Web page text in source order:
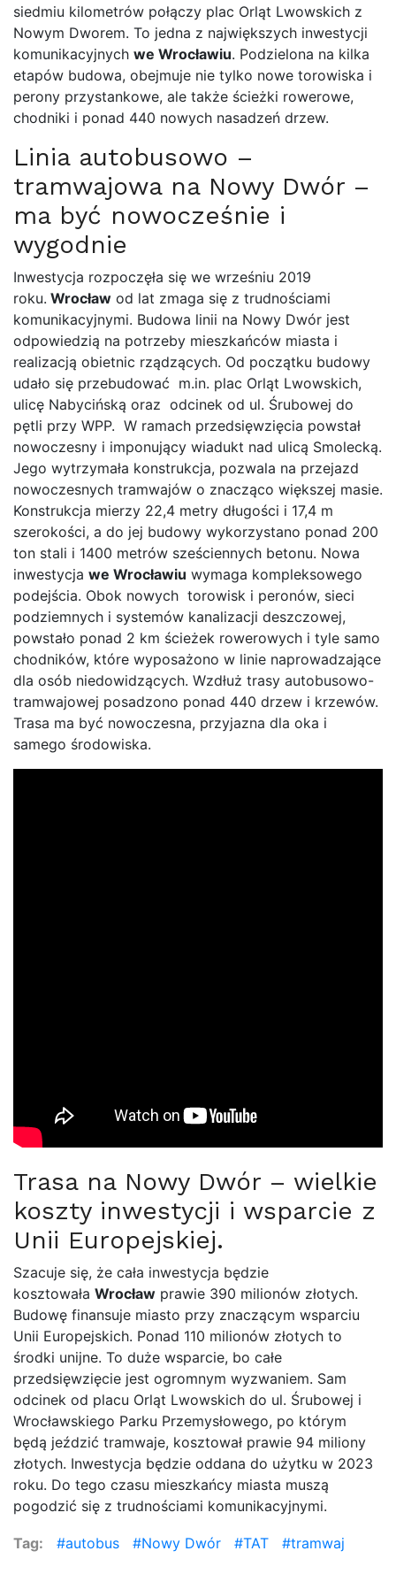
siedmiu kilometrów połączy plac Orląt Lwowskich z
Nowym Dworem. To jedna z największych inwestycji
komunikacyjnych we Wrocławiu. Podzielona na kilka
etapów budowa, obejmuje nie tylko nowe torowiska i
perony przystankowe, ale także ścieżki rowerowe,
chodniki i ponad 440 nowych nasadzeń drzew.
Linia autobusowo –
tramwajowa na Nowy Dwór –
ma być nowocześnie i
wygodnie
Inwestycja rozpoczęła się we wrześniu 2019
roku. Wrocław od lat zmaga się z trudnościami
komunikacyjnymi. Budowa linii na Nowy Dwór jest
odpowiedzią na potrzeby mieszkańców miasta i
realizacją obietnic rządzących. Od początku budowy
udało się przebudować m.in. plac Orląt Lwowskich,
ulicę Nabycińską oraz odcinek od ul. Śrubowej do
pętli przy WPP. W ramach przedsięwzięcia powstał
nowoczesny i imponujący wiadukt nad ulicą Smolecką.
Jego wytrzymała konstrukcja, pozwala na przejazd
nowoczesnych tramwajów o znacząco większej masie.
Konstrukcja mierzy 22,4 metry długości i 17,4 m
szerokości, a do jej budowy wykorzystano ponad 200
ton stali i 1400 metrów sześciennych betonu. Nowa
inwestycja we Wrocławiu wymaga kompleksowego
podejścia. Obok nowych torowisk i peronów, sieci
podziemnych i systemów kanalizacji deszczowej,
powstało ponad 2 km ścieżek rowerowych i tyle samo
chodników, które wyposażono w linie naprowadzające
dla osób niedowidzących. Wzdłuż trasy autobusowo-
tramwajowej posadzono ponad 440 drzew i krzewów.
Trasa ma być nowoczesna, przyjazna dla oka i
samego środowiska.
Trasa na Nowy Dwór – wielkie
koszty inwestycji i wsparcie z
Unii Europejskiej.
Szacuje się, że cała inwestycja będzie
kosztowała Wrocław prawie 390 milionów złotych.
Budowę finansuje miasto przy znaczącym wsparciu
Unii Europejskich. Ponad 110 milionów złotych to
środki unijne. To duże wsparcie, bo całe
przedsięwzięcie jest ogromnym wyzwaniem. Sam
odcinek od placu Orląt Lwowskich do ul. Śrubowej i
Wrocławskiego Parku Przemysłowego, po którym
będą jeździć tramwaje, kosztował prawie 94 miliony
złotych. Inwestycja będzie oddana do użytku w 2023
roku. Do tego czasu mieszkańcy miasta muszą
pogodzić się z trudnościami komunikacyjnymi.
Tag: autobus Nowy Dwór TAT tramwaj